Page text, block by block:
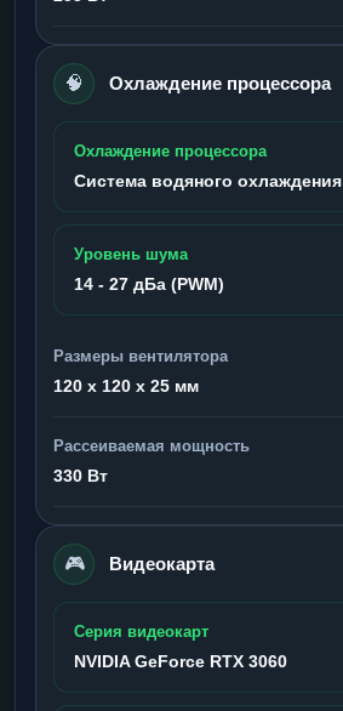
🧠 Охлаждение процессора
Охлаждение процессора
Система водяного охлаждения
Уровень шума
14 - 27 дБа (PWM)
Размеры вентилятора
120 x 120 x 25 мм
Рассеиваемая мощность
330 Вт
🎮 Видеокарта
Серия видеокарт
NVIDIA GeForce RTX 3060